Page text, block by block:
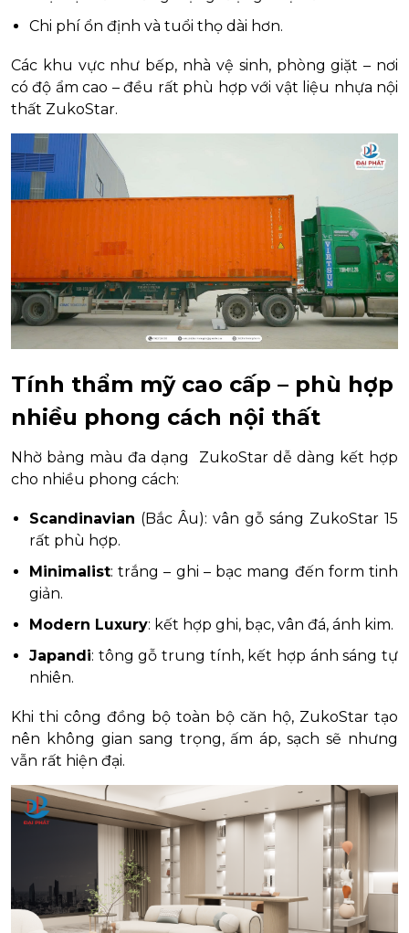
Chi phí ổn định và tuổi thọ dài hơn.
Các khu vực như bếp, nhà vệ sinh, phòng giặt – nơi
có độ ẩm cao – đều rất phù hợp với vật liệu nhựa nội
thất ZukoStar.
Tính thẩm mỹ cao cấp – phù hợp
nhiều phong cách nội thất
Nhờ bảng màu đa dạng ZukoStar dễ dàng kết hợp
cho nhiều phong cách:
Scandinavian (Bắc Âu): vân gỗ sáng ZukoStar 15
rất phù hợp.
Minimalist: trắng – ghi – bạc mang đến form tinh
giản.
Modern Luxury: kết hợp ghi, bạc, vân đá, ánh kim.
Japandi: tông gỗ trung tính, kết hợp ánh sáng tự
nhiên.
Khi thi công đồng bộ toàn bộ căn hộ, ZukoStar tạo
nên không gian sang trọng, ấm áp, sạch sẽ nhưng
vẫn rất hiện đại.